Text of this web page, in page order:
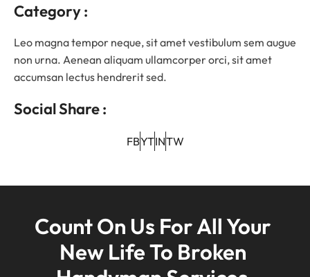
Category :
Leo magna tempor neque, sit amet vestibulum sem augue
non urna. Aenean aliquam ullamcorper orci, sit amet
accumsan lectus hendrerit sed.
Social Share :
FBYTINTW
Count On Us For All Your
New Life To Broken